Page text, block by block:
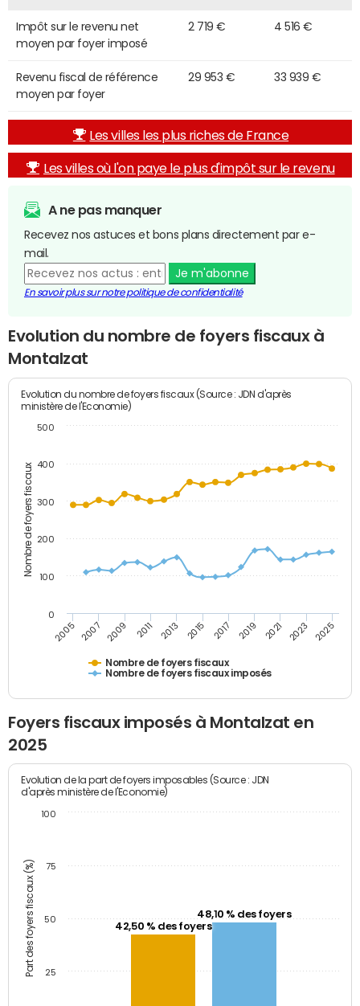
Impôt sur le revenu net
moyen par foyer imposé
2 719 € 4 516 €
Revenu fiscal de référence
moyen par foyer
29 953 € 33 939 €
Les villes les plus riches de France
Les villes où l'on paye le plus d'impôt sur le revenu
A ne pas manquer
Recevez nos astuces et bons plans directement par e-
mail.
Je m'abonne
En savoir plus sur notre politique de confidentialité
Evolution du nombre de foyers fiscaux à
Montalzat
Nombre de foyers fiscaux
Evolution du nombre de foyers fiscaux (Source : JDN d'après
ministère de l'Economie)
Nombre de foyers fiscaux
Nombre de foyers fiscaux imposés
2005 2007 2009 2011 2013 2015 2017 2019 2021 2023 2025
0
100
200
300
400
500
Foyers fiscaux imposés à Montalzat en
2025
Part des foyers fiscaux (%)
Evolution de la part de foyers imposables (Source : JDN
d'après ministère de l'Economie)
42,50 % des foyers
48,10 % des foyers
25
50
75
100